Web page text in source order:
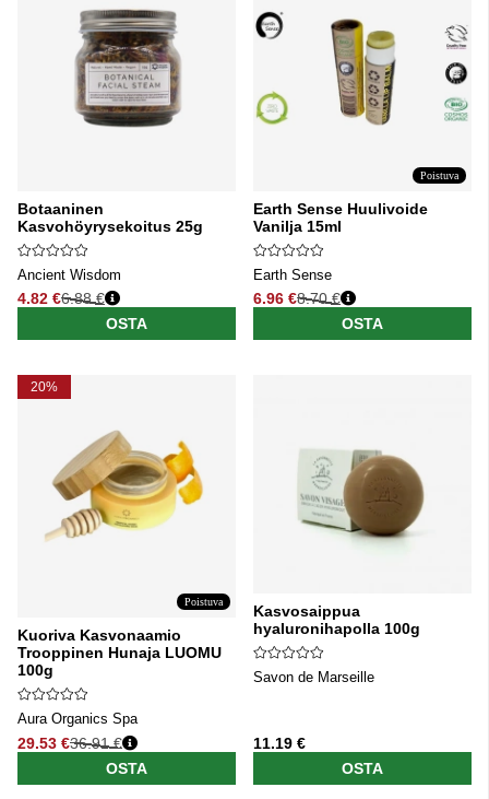
Botaaninen
Kasvohöyrysekoitus 25g
Ancient Wisdom
4.82 €
Normaali hinta
6.88 €
OSTA
Poistuva
Earth Sense Huulivoide
Vanilja 15ml
Earth Sense
6.96 €
Normaali hinta
8.70 €
OSTA
20%
Poistuva
Kuoriva Kasvonaamio
Trooppinen Hunaja LUOMU
100g
Aura Organics Spa
29.53 €
Normaali hinta
36.91 €
OSTA
Kasvosaippua
hyaluronihapolla 100g
Savon de Marseille
11.19 €
OSTA